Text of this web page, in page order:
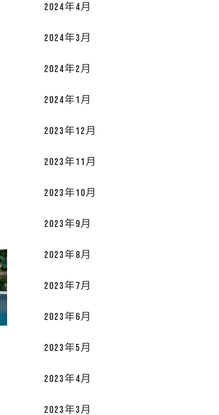
2024年4月
2024年3月
2024年2月
2024年1月
2023年12月
2023年11月
2023年10月
2023年9月
2023年8月
2023年7月
2023年6月
2023年5月
2023年4月
2023年3月